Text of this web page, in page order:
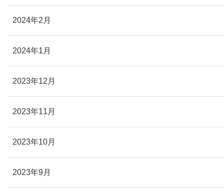
2024年2月
2024年1月
2023年12月
2023年11月
2023年10月
2023年9月